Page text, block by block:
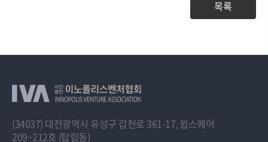
목록
(34037) 대전광역시 유성구 갑천로 361-17, 윕스퀘어
209~212호 (탑립동)